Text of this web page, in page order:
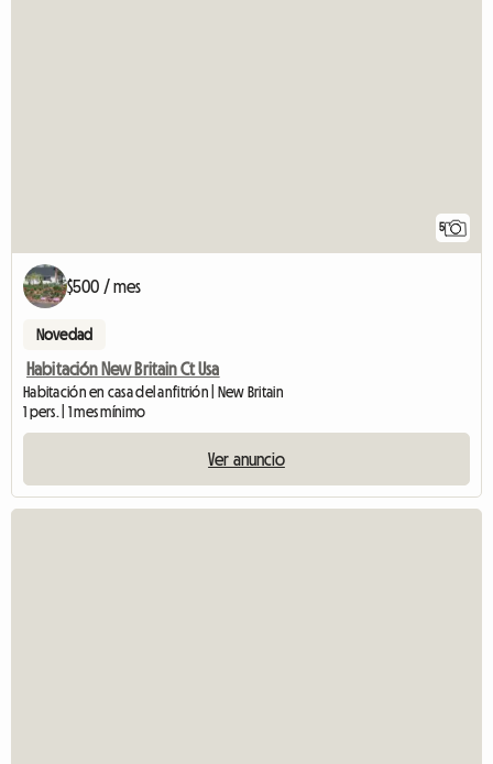
5
$500 / mes
Novedad
Habitación New Britain Ct Usa
Habitación en casa del anfitrión | New Britain
1 pers. | 1 mes mínimo
Ver anuncio